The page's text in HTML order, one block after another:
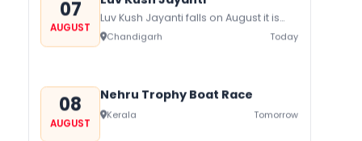
07
AUGUST
Luv Kush Jayanti falls on August it is
mainly celebrated in North India to
mark the birthday of...
Chandigarh Today
08
AUGUST
Nehru Trophy Boat Race
Kerala Tomorrow